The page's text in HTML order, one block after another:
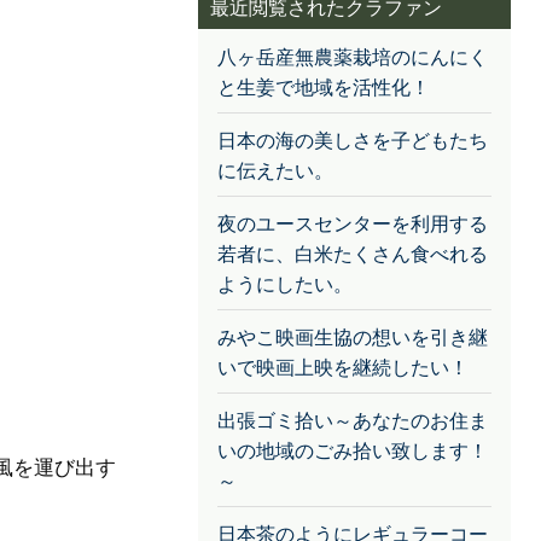
を運び出す
最近閲覧されたクラファン
八ヶ岳産無農薬栽培のにんにく
と生姜で地域を活性化！
日本の海の美しさを子どもたち
に伝えたい。
夜のユースセンターを利用する
若者に、白米たくさん食べれる
ようにしたい。
みやこ映画生協の想いを引き継
いで映画上映を継続したい！
出張ゴミ拾い～あなたのお住ま
いの地域のごみ拾い致します！
～
日本茶のようにレギュラーコー